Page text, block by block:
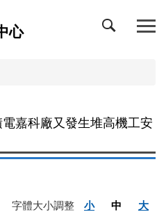
心
嘉科廠又發生堆高機工安
字體大小調整 小 中 大